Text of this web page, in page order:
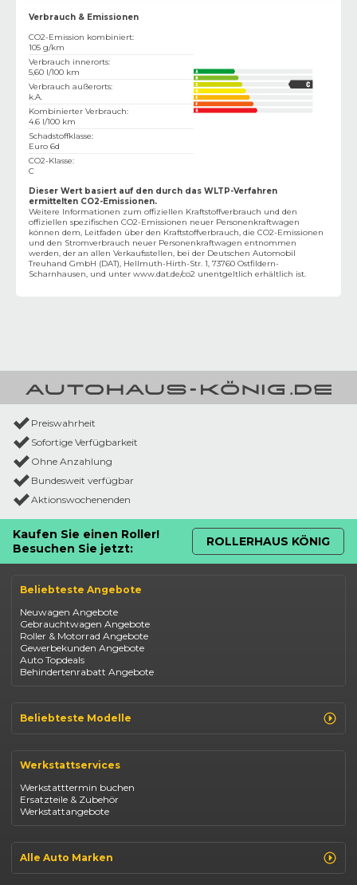
Verbrauch & Emissionen
CO2-Emission kombiniert:
105 g/km
Verbrauch innerorts:
5,60 l/100 km
Verbrauch außerorts:
k.A.
Kombinierter Verbrauch:
4.6 l/100 km
Schadstoffklasse:
Euro 6d
CO2-Klasse:
C
Dieser Wert basiert auf den durch das WLTP-Verfahren
ermittelten CO2-Emissionen.
Weitere Informationen zum offiziellen Kraftstoffverbrauch und den
offiziellen spezifischen CO2-Emissionen neuer Personenkraftwagen
können dem‚ Leitfaden über den Kraftstoffverbrauch, die CO2-Emissionen
und den Stromverbrauch neuer Personenkraftwagen entnommen
werden, der an allen Verkaufsstellen, bei der Deutschen Automobil
Treuhand GmbH (DAT), Hellmuth-Hirth-Str. 1, 73760 Ostfildern-
Scharnhausen, und unter www.dat.de/co2 unentgeltlich erhältlich ist.
Preiswahrheit
Sofortige Verfügbarkeit
Ohne Anzahlung
Bundesweit verfügbar
Aktionswochenenden
Kaufen Sie einen Roller!
Besuchen Sie jetzt:
ROLLERHAUS KÖNIG
Beliebteste Angebote
Neuwagen Angebote
Gebrauchtwagen Angebote
Roller & Motorrad Angebote
Gewerbekunden Angebote
Auto Topdeals
Behindertenrabatt Angebote
Beliebteste Modelle
Opel Corsa
Fiat 500
Dacia Duster
Dacia Sandero
Jeep Compass
Suzuki Vitara
Suzuki Swift
Werkstattservices
Werkstatttermin buchen
Ersatzteile & Zubehör
Werkstattangebote
Alle Auto Marken